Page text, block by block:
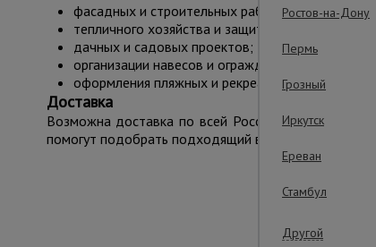
фасадных и строительных работ;
тепличного хозяйства и защиты растений;
дачных и садовых проектов;
организации навесов и ограждений;
оформления пляжных и рекреационных зон.
Доставка
Возможна доставка по всей России
помогут подобрать подходящий вариант с учётом
Ростов-на-Дону
Пермь
Грозный
Иркутск
Ереван
Стамбул
Другой